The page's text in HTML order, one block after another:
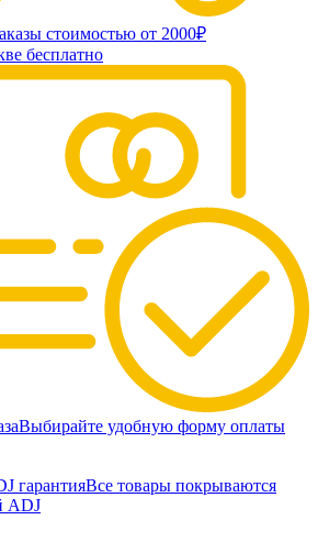
стоимостью от 2000₽
бесплатно
Выбирайте удобную форму оплаты
гарантияВсе товары покрываются
ADJ